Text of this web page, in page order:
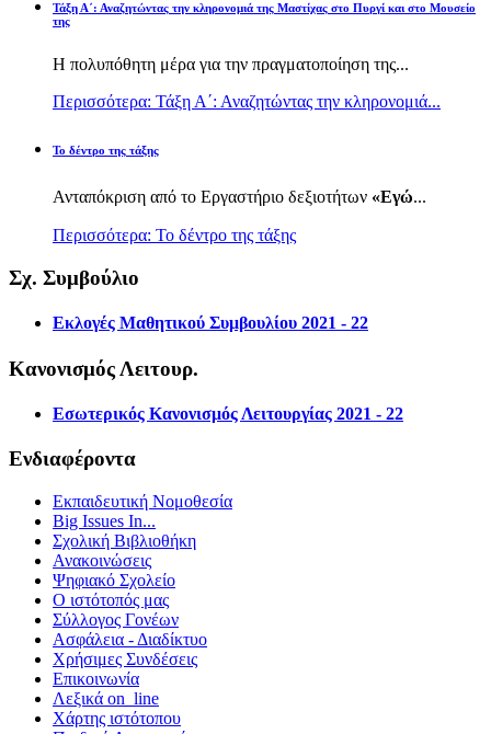
Τάξη Α΄: Αναζητώντας την κληρονομιά της Μαστίχας στο Πυργί και στο Μουσείο
της
Η πολυπόθητη μέρα για την πραγματοποίηση της...
Περισσότερα: Τάξη Α΄: Αναζητώντας την κληρονομιά...
Το δέντρο της τάξης
Ανταπόκριση από το Εργαστήριο δεξιοτήτων «Εγώ...
Περισσότερα: Το δέντρο της τάξης
Σχ. Συμβούλιο
Εκλογές Μαθητικού Συμβουλίου 2021 - 22
Κανονισμός Λειτουρ.
Εσωτερικός Κανονισμός Λειτουργίας 2021 - 22
Ενδιαφέροντα
Εκπαιδευτική Νομοθεσία
Big Issues In...
Σχολική Βιβλιοθήκη
Ανακοινώσεις
Ψηφιακό Σχολείο
Ο ιστότοπός μας
Σύλλογος Γονέων
Ασφάλεια - Διαδίκτυο
Χρήσιμες Συνδέσεις
Επικοινωνία
Λεξικά on_line
Χάρτης ιστότοπου